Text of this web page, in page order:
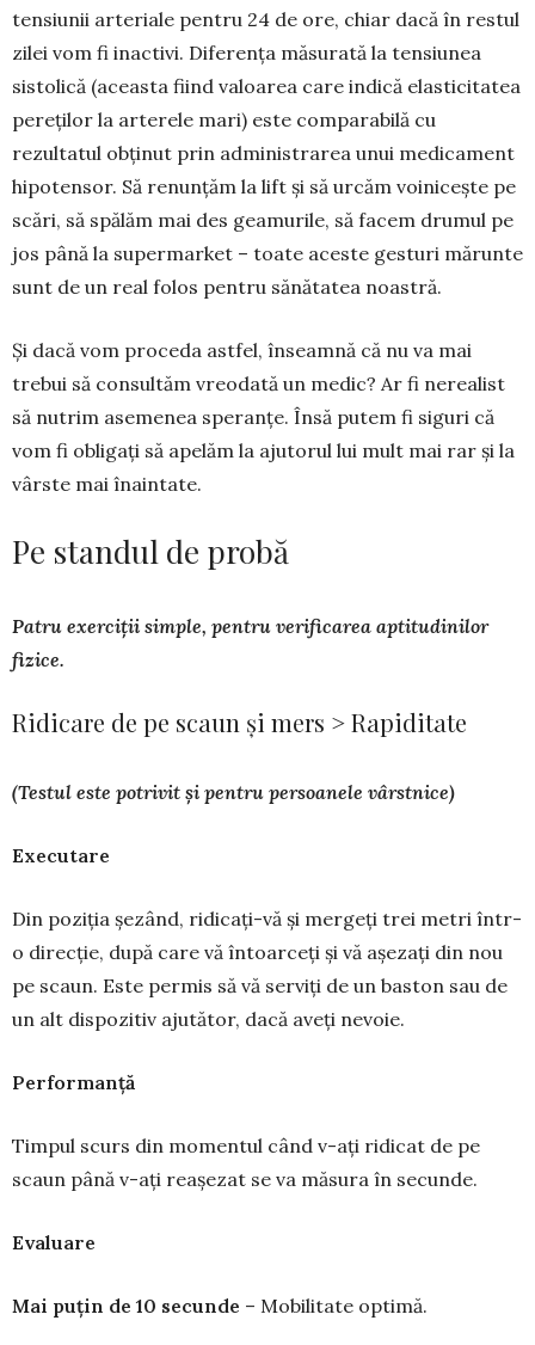
tensiunii arteriale pentru 24 de ore, chiar dacă în restul
zilei vom fi inactivi. Diferența măsura­tă la tensiunea
sistolică (aceasta fiind valoa­rea care indică elasticitatea
pereților la ar­terele mari) este comparabilă cu
rezultatul obținut prin adminis­trarea unui medica­ment
hipotensor. Să renunțăm la lift și să urcăm voinicește pe
scări, să spălăm mai des geamurile, să facem drumul pe
jos până la supermarket – toate aceste gesturi mărunte
sunt de un real folos pentru sănătatea noas­tră.
Și dacă vom proceda astfel, înseamnă că nu va mai
trebui să consultăm vreodată un medic? Ar fi nerealist
să nutrim asemenea speranțe. Însă putem fi siguri că
vom fi obligați să apelăm la aju­torul lui mult mai rar și la
vârste mai înaintate.
Pe standul de probă
Patru exerciții simple, pentru verificarea aptitudinilor
fizice.
Ridicare de pe scaun și mers > Rapiditate
(Testul este potrivit și pentru persoanele vârstnice)
Executare
Din poziția șezând, ridicați-vă și mergeți trei metri într-
o direcție, după care vă întoarceți și vă așezați din nou
pe scaun. Este permis să vă ser­viți de un baston sau de
un alt dispozitiv aju­tător, dacă aveți nevoie.
Performanță
Timpul scurs din momentul când v-ați ridicat de pe
scaun până v-ați reașezat se va măsura în se­cunde.
Evaluare
Mai puțin de 10 secunde – Mobi­litate optimă.